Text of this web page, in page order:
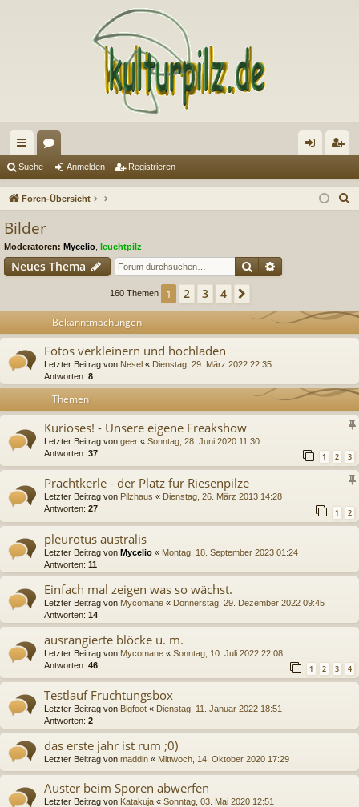
ch
ne
riff
en m ist
Suche Anmelden Registrieren
Foren-Übersicht
Bilder
Moderatoren: Mycelio leuchtpilz
Neues Thema Suche
160 Themen 1 2 3 4
Bekanntmachungen
Fotos verkleinern und hochladen
Letzter Beitrag von Nesel « Dienstag, 29. März 2022 22:35
Antworten: 8
Themen
Kurioses! - Unsere eigene Freakshow
Letzter Beitrag von geer « Sonntag, 28. Juni 2020 11:30
Antworten: 37 1 2 3
Prachtkerle - der Platz für Riesenpilze
Letzter Beitrag von Pilzhaus « Dienstag, 26. März 2013 14:28
Antworten: 27 1 2
pleurotus australis
Letzter Beitrag von Mycelio « Montag, 18. September 2023 01:24
Antworten: 11
Einfach mal zeigen was so wächst.
Letzter Beitrag von Mycomane « Donnerstag, 29. Dezember 2022 09:45
Antworten: 14
ausrangierte blöcke u. m.
Letzter Beitrag von Mycomane « Sonntag, 10. Juli 2022 22:08
Antworten: 46 1 2 3 4
Testlauf Fruchtungsbox
Letzter Beitrag von Bigfoot « Dienstag, 11. Januar 2022 18:51
Antworten: 2
das erste jahr ist rum ;0)
Letzter Beitrag von maddin « Mittwoch, 14. Oktober 2020 17:29
Auster beim Sporen abwerfen
Letzter Beitrag von Katakuja « Sonntag, 03. Mai 2020 12:51